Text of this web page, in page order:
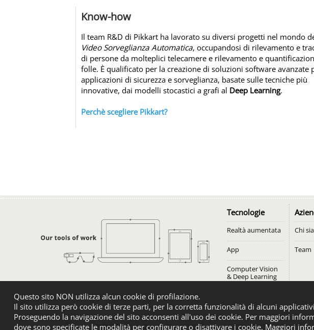
Questo sito NON utilizza alcun cookie di profilazione.
Il sito utilizza però cookie di terze parti, per la corretta funzionalità di alcuni
Proseguendo la navigazione del sito acconsenti all'uso dei cookie. Per maggiori
dove sono specificate le modalità per configurare o disattivare i cookie. Maggiori
Know-how
Il team R&D di Pikkart ha lavorato su diversi progetti nel mondo
Video Sorveglianza Automatica, occupandosi di rilevamento e
di persone da molteplici telecamere e rilevamento e
folle. È qualificato per la creazione di soluzioni software avanzate
applicazioni di sicurezza e sorveglianza, basate sulle tecniche più
innovative, dai modelli stocastici a grafi al Deep Learning.
Perchè scegliere Pikkart?
Tecnologie
Realtà aumentata
App
Computer Vision
& Deep Learning
Chi
Team
PIKKART srl| Via Zucchi, 21 | 41123 Modena | T. 059-7108549 |DURC |